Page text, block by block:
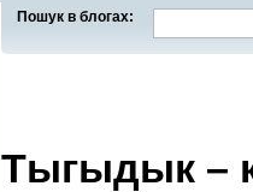
Пошук в блогах:
Тыгыдык –